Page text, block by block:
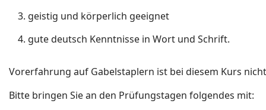
geistig und körperlich geeignet
gute deutsch Kenntnisse in Wort und Schrift.
Vorerfahrung auf Gabelstaplern ist bei diesem Kurs
Bitte bringen Sie an den Prüfungstagen folgendes mit: